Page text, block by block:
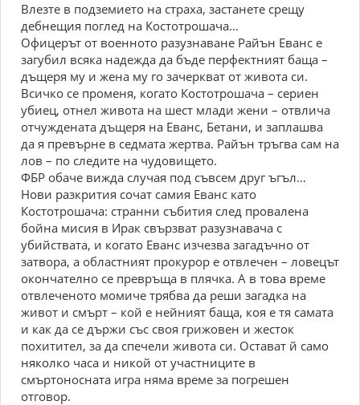
Влезте в подземието на страха, застанете срещу
дебнещия поглед на Костотрошача…
Офицерът от военното разузнаване Райън Еванс е
загубил всяка надежда да бъде перфектният баща –
дъщеря му и жена му го зачеркват от живота си.
Всичко се променя, когато Костотрошача – сериен
убиец, отнел живота на шест млади жени – отвлича
отчуждената дъщеря на Еванс, Бетани, и заплашва
да я превърне в седмата жертва. Райън тръгва сам на
лов – по следите на чудовището.
ФБР обаче вижда случая под съвсем друг ъгъл…
Нови разкрития сочат самия Еванс като
Костотрошача: странни събития след провалена
бойна мисия в Ирак свързват разузнавача с
убийствата, и когато Еванс изчезва загадъчно от
затвора, а областният прокурор е отвлечен – ловецът
окончателно се превръща в плячка. А в това време
отвлеченото момиче трябва да реши загадка на
живот и смърт – кой е нейният баща, коя е тя самата
и как да се държи със своя грижовен и жесток
похитител, за да спечели живота си. Остават й само
няколко часа и никой от участниците в
смъртоносната игра няма време за погрешен
отговор.